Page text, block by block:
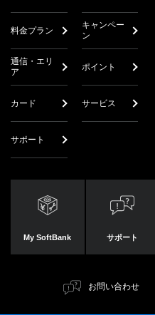
料金プラン
キャンペー
ン
通信・エリ
ア
ポイント
カード サービス
サポート
My SoftBank サポート
お問い合わせ